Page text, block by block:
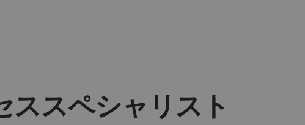
ススペシャリスト